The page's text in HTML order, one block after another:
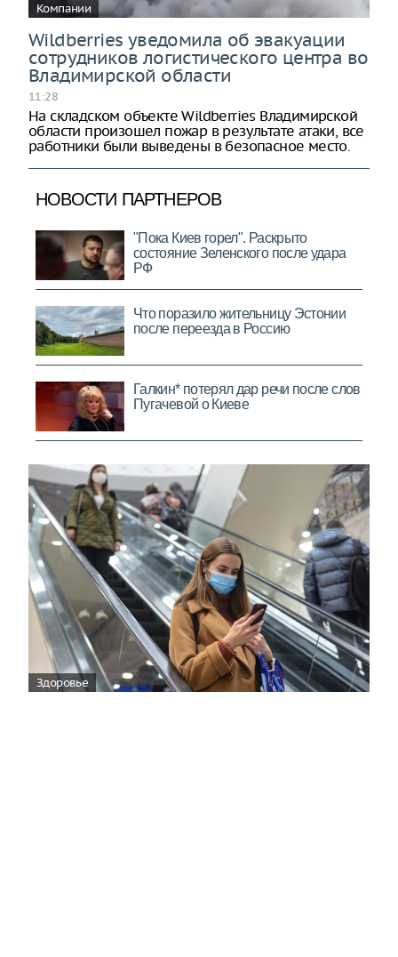
Компании
Wildberries уведомила об эвакуации
сотрудников логистического центра во
Владимирской области
11:28
На складском объекте Wildberries Владимирской
области произошел пожар в результате атаки, все
работники были выведены в безопасное место.
Здоровье